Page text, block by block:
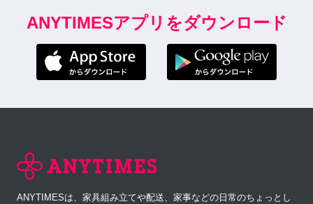
ANYTIMESアプリをダウンロード
ANYTIMESは、家具組み立てや配送、家事などの日常のちょっとし